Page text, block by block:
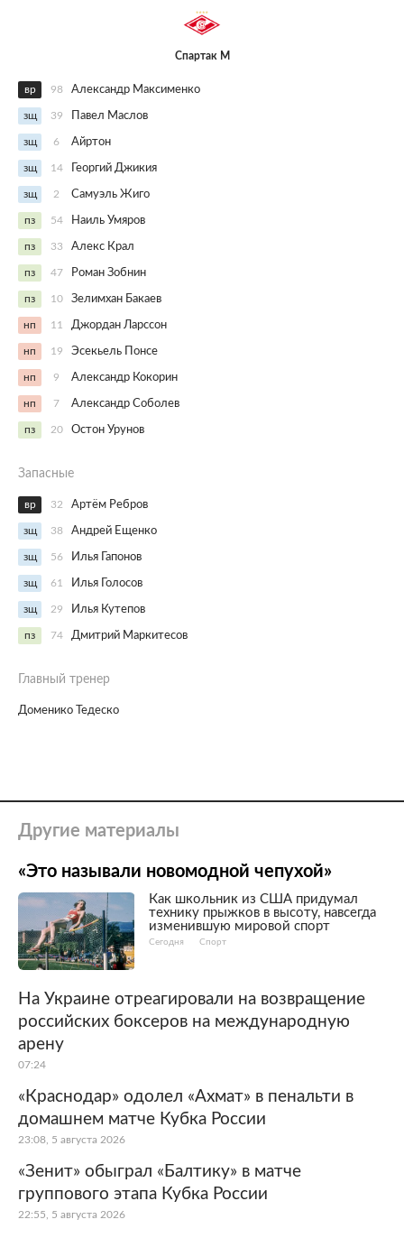
Спартак М
вр 98 Александр Максименко
зщ 39 Павел Маслов
зщ 6 Айртон
зщ 14 Георгий Джикия
зщ 2 Самуэль Жиго
пз 54 Наиль Умяров
пз 33 Алекс Крал
пз 47 Роман Зобнин
пз 10 Зелимхан Бакаев
нп 11 Джордан Ларссон
нп 19 Эсекьель Понсе
нп 9 Александр Кокорин
нп 7 Александр Соболев
пз 20 Остон Урунов
Запасные
вр 32 Артём Ребров
зщ 38 Андрей Ещенко
зщ 56 Илья Гапонов
зщ 61 Илья Голосов
зщ 29 Илья Кутепов
пз 74 Дмитрий Маркитесов
Главный тренер
Доменико Тедеско
Другие материалы
«Это называли новомодной чепухой»
Как школьник из США придумал
технику прыжков в высоту, навсегда
изменившую мировой спорт
Сегодня Спорт
На Украине отреагировали на возвращение
российских боксеров на международную
арену
07:24
«Краснодар» одолел «Ахмат» в пенальти в
домашнем матче Кубка России
23:08, 5 августа 2026
«Зенит» обыграл «Балтику» в матче
группового этапа Кубка России
22:55, 5 августа 2026